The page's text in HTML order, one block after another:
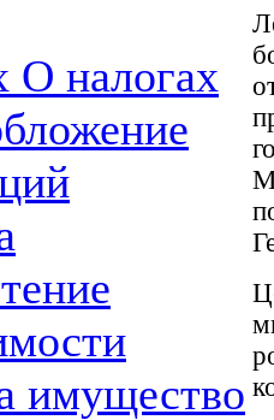
О налогах
имущество